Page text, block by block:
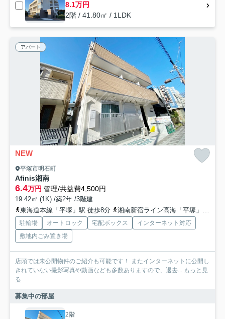
8.1万円
2階 / 41.80㎡ / 1LDK
アパート
NEW
平塚市明石町
Afinis湘南
6.4万円 管理/共益費4,500円
19.42㎡ (1K) /築2年 /3階建
東海道本線「平塚」駅 徒歩8分
湘南新宿ライン高海「平塚」駅 徒歩8分
駐輪場 オートロック 宅配ボックス
インターネット対応
敷地内ごみ置き場
店頭では未公開物件のご紹介も可能です！ またインターネットに公開し
きれていない撮影写真や動画なども多数ありますので、退去... もっと見
る
募集中の部屋
2階